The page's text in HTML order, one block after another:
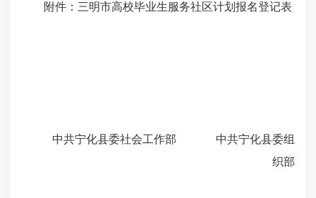
附件：三明市高校毕业生服务社区计划报名登记表
中共宁化县委社会工作部 中共宁化县委组
织部